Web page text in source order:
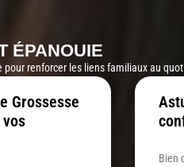
ÉPANOUIE
renforcer les liens familiaux au
Grossesse
Bien